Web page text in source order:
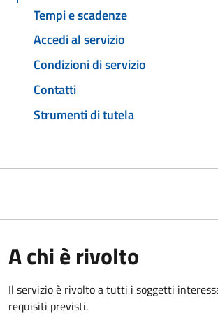
Tempi e scadenze
Accedi al servizio
Condizioni di servizio
Contatti
Strumenti di tutela
A chi è rivolto
Il servizio è rivolto a tutti i soggetti
requisiti previsti.